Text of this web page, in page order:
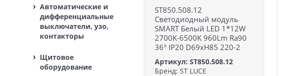
Автоматические и
дифференциальные
выключатели, узо,
контакторы
Щитовое
оборудование
ST850.508.12
Светодиодный модуль
SMART Белый LED 1*12W
2700K-6500K 960Lm Ra90
36° IP20 D69xH85 220-2
Артикул: ST850.508.12
Бренд: ST LUCE